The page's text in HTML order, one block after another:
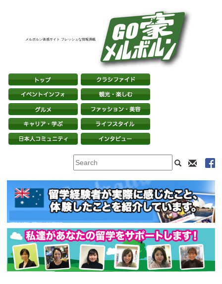
メルボルン体感サイト フレッシュな情報満載